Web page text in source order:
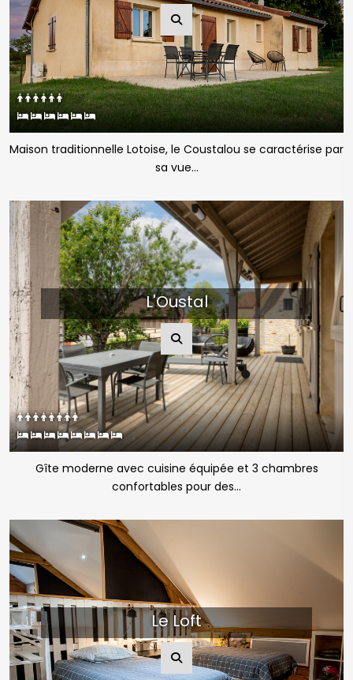
Maison traditionnelle Lotoise, le Coustalou se caractérise par
sa vue...
L'Oustal
Gîte moderne avec cuisine équipée et 3 chambres
confortables pour des...
Le Loft